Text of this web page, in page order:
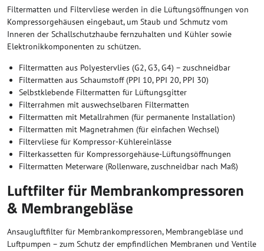
Filtermatten und Filtervliese werden in die Lüftungsöffnungen von
Kompressorgehäusen eingebaut, um Staub und Schmutz vom
Inneren der Schallschutzhaube fernzuhalten und Kühler sowie
Elektronikkomponenten zu schützen.
Filtermatten aus Polyestervlies (G2, G3, G4) – zuschneidbar
Filtermatten aus Schaumstoff (PPI 10, PPI 20, PPI 30)
Selbstklebende Filtermatten für Lüftungsgitter
Filterrahmen mit auswechselbaren Filtermatten
Filtermatten mit Metallrahmen (für permanente Installation)
Filtermatten mit Magnetrahmen (für einfachen Wechsel)
Filtervliese für Kompressor-Kühlereinlässe
Filterkassetten für Kompressorgehäuse-Lüftungsöffnungen
Filtermatten Meterware (Rollenware, zuschneidbar nach Maß)
Luftfilter für Membrankompressoren
& Membrangebläse
Ansaugluftfilter für Membrankompressoren, Membrangebläse und
Luftpumpen – zum Schutz der empfindlichen Membranen und Ventile